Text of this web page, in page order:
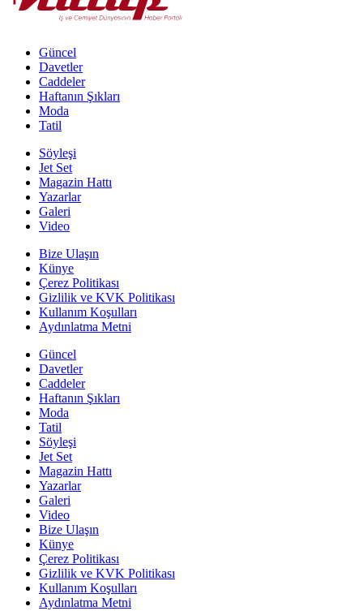
Güncel
Davetler
Caddeler
Haftanın Şıkları
Moda
Tatil
Söyleşi
Jet Set
Magazin Hattı
Yazarlar
Galeri
Video
Bize Ulaşın
Künye
Çerez Politikası
Gizlilik ve KVK Politikası
Kullanım Koşulları
Aydınlatma Metni
Güncel
Davetler
Caddeler
Haftanın Şıkları
Moda
Tatil
Söyleşi
Jet Set
Magazin Hattı
Yazarlar
Galeri
Video
Bize Ulaşın
Künye
Çerez Politikası
Gizlilik ve KVK Politikası
Kullanım Koşulları
Aydınlatma Metni